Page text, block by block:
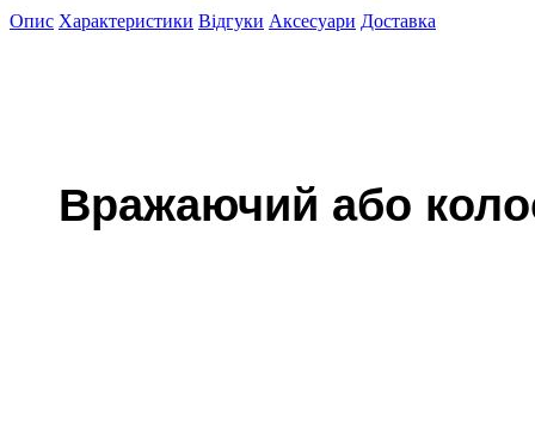
Опис Характеристики Відгуки Аксесуари Доставка
Вражаючий або